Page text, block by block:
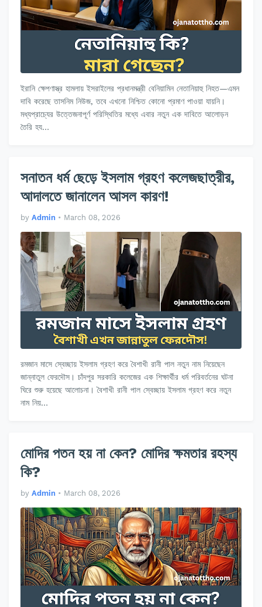
ইরানি ক্ষেপণাস্ত্র হামলায় ইসরাইলের প্রধানমন্ত্রী বেনিয়ামিন নেতানিয়াহু নিহত—এমন
দাবি করেছে তাসনিম নিউজ, তবে এখনো নিশ্চিত কোনো প্রমাণ পাওয়া যায়নি।
মধ্যপ্রাচ্যের উত্তেজনাপূর্ণ পরিস্থিতির মধ্যে এবার নতুন এক দাবিতে আলোড়ন
তৈরি হয…
সনাতন ধর্ম ছেড়ে ইসলাম গ্রহণ কলেজছাত্রীর,
আদালতে জানালেন আসল কারণ!
by Admin • March 08, 2026
রমজান মাসে স্বেচ্ছায় ইসলাম গ্রহণ করে বৈশাখী রানী পাল নতুন নাম নিয়েছেন
জান্নাতুল ফেরদৌস। চাঁদপুর সরকারি কলেজের এক শিক্ষার্থীর ধর্ম পরিবর্তনের ঘটনা
ঘিরে শুরু হয়েছে আলোচনা। বৈশাখী রানী পাল স্বেচ্ছায় ইসলাম গ্রহণ করে নতুন
নাম নিয়…
মোদির পতন হয় না কেন? মোদির ক্ষমতার রহস্য
কি?
by Admin • March 08, 2026